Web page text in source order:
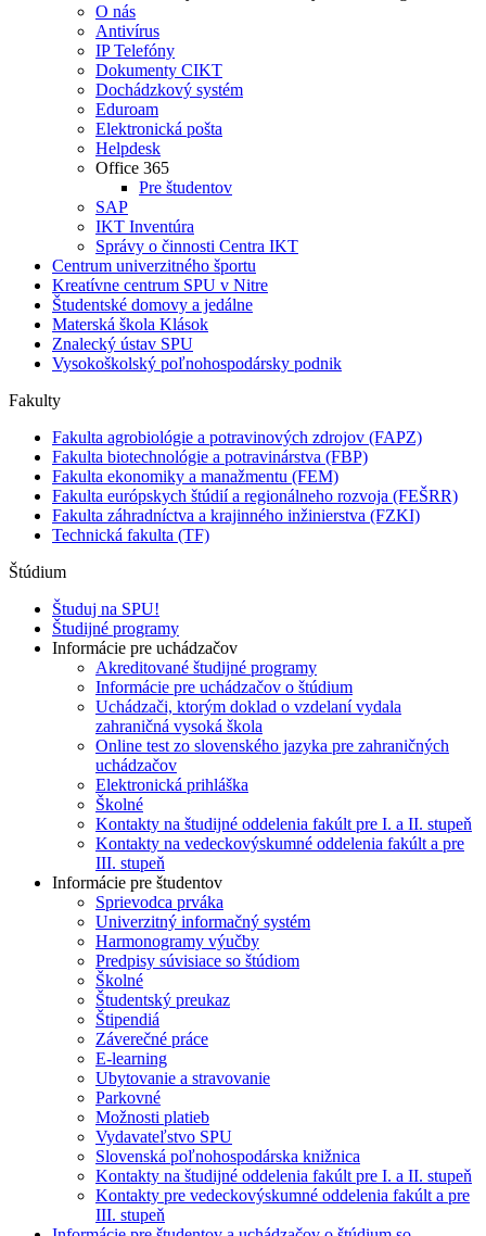
O nás
Antivírus
IP Telefóny
Dokumenty CIKT
Dochádzkový systém
Eduroam
Elektronická pošta
Helpdesk
Office 365
Pre študentov
SAP
IKT Inventúra
Správy o činnosti Centra IKT
Centrum univerzitného športu
Kreatívne centrum SPU v Nitre
Študentské domovy a jedálne
Materská škola Klások
Znalecký ústav SPU
Vysokoškolský poľnohospodársky podnik
Fakulty
Fakulta agrobiológie a potravinových zdrojov (FAPZ)
Fakulta biotechnológie a potravinárstva (FBP)
Fakulta ekonomiky a manažmentu (FEM)
Fakulta európskych štúdií a regionálneho rozvoja (FEŠRR)
Fakulta záhradníctva a krajinného inžinierstva (FZKI)
Technická fakulta (TF)
Štúdium
Študuj na SPU!
Študijné programy
Informácie pre uchádzačov
Akreditované študijné programy
Informácie pre uchádzačov o štúdium
Uchádzači, ktorým doklad o vzdelaní vydala
zahraničná vysoká škola
Online test zo slovenského jazyka pre zahraničných
uchádzačov
Elektronická prihláška
Školné
Kontakty na študijné oddelenia fakúlt pre I. a II. stupeň
Kontakty na vedeckovýskumné oddelenia fakúlt a pre
III. stupeň
Informácie pre študentov
Sprievodca prváka
Univerzitný informačný systém
Harmonogramy výučby
Predpisy súvisiace so štúdiom
Školné
Študentský preukaz
Štipendiá
Záverečné práce
E-learning
Ubytovanie a stravovanie
Parkovné
Možnosti platieb
Vydavateľstvo SPU
Slovenská poľnohospodárska knižnica
Kontakty na študijné oddelenia fakúlt pre I. a II. stupeň
Kontakty pre vedeckovýskumné oddelenia fakúlt a pre
III. stupeň